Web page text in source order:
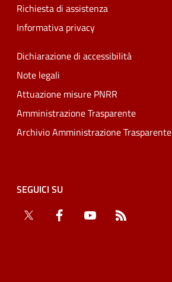
Richiesta di assistenza
Informativa privacy
Dichiarazione di accessibilità
Note legali
Attuazione misure PNRR
Amministrazione Trasparente
Archivio Amministrazione Trasparente
SEGUICI SU
Twitter
Facebook YouTube